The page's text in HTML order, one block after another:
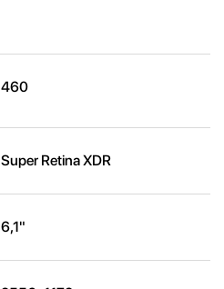
460
Super Retina XDR
6,1"